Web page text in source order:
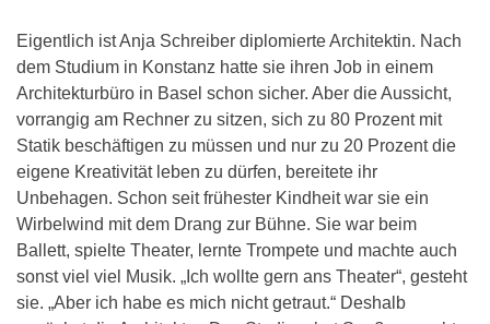
Eigentlich ist Anja Schreiber diplomierte Architektin. Nach
dem Studium in Konstanz hatte sie ihren Job in einem
Architekturbüro in Basel schon sicher. Aber die Aussicht,
vorrangig am Rechner zu sitzen, sich zu 80 Prozent mit
Statik beschäftigen zu müssen und nur zu 20 Prozent die
eigene Kreativität leben zu dürfen, bereitete ihr
Unbehagen. Schon seit frühester Kindheit war sie ein
Wirbelwind mit dem Drang zur Bühne. Sie war beim
Ballett, spielte Theater, lernte Trompete und machte auch
sonst viel viel Musik. „Ich wollte gern ans Theater“, gesteht
sie. „Aber ich habe es mich nicht getraut.“ Deshalb